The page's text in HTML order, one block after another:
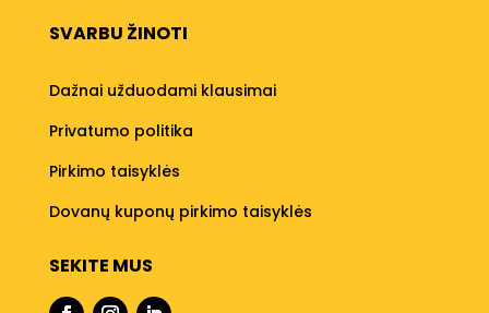
SVARBU ŽINOTI
Dažnai užduodami klausimai
Privatumo politika
Pirkimo taisyklės
Dovanų kuponų pirkimo taisyklės
SEKITE MUS